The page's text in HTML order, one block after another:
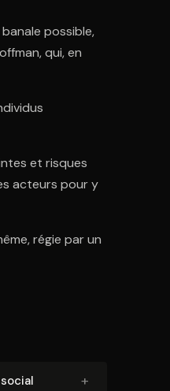
possible,
qui, en
et risques
acteurs pour y
régie par un
+